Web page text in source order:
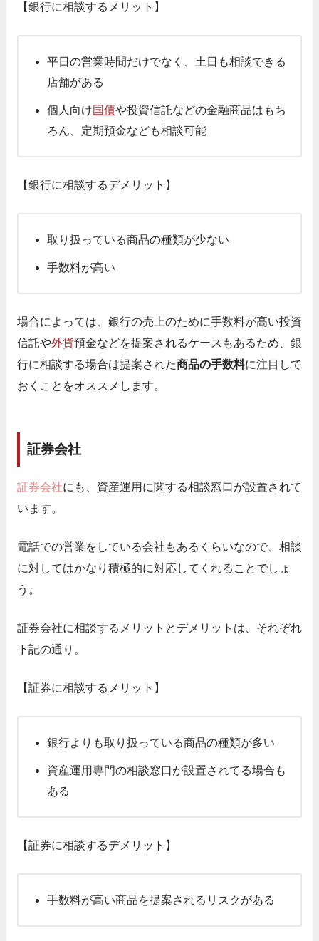
【銀行に相談するメリット】
平日の営業時間だけでなく、土日も相談できる
店舗がある
個人向け 国債や投資信託などの金融商品はもち
ろん、定期預金なども相談可能
【銀行に相談するデメリット】
取り扱っている商品の種類が少ない
手数料が高い
場合によっては、銀行の売上のために手数料が高い投資
信託や外貨預金などを提案されるケースもあるため、銀
行に相談する場合は提案された商品の手数料に注目して
おくことをオススメします。
証券会社
証券会社にも、資産運用に関する相談窓口が設置されて
います。
電話での営業をしている会社もあるくらいなので、相談
に対してはかなり積極的に対応してくれることでしょ
う。
証券会社に相談するメリットとデメリットは、それぞれ
下記の通り。
【証券に相談するメリット】
銀行よりも取り扱っている商品の種類が多い
資産運用専門の相談窓口が設置されてる場合も
ある
【証券に相談するデメリット】
手数料が高い商品を提案されるリスクがある